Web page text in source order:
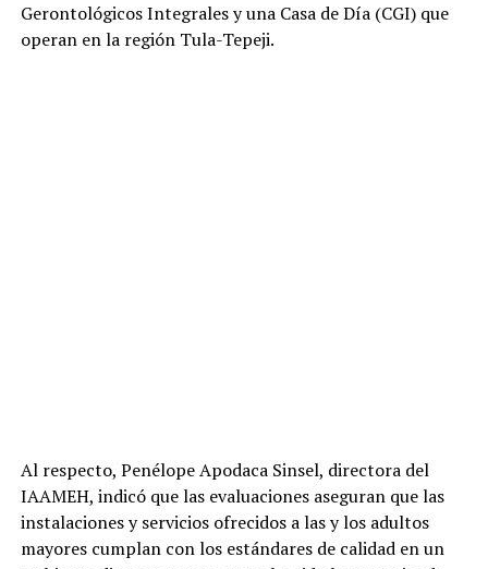
Gerontológicos Integrales y una Casa de Día (CGI) que
operan en la región Tula-Tepeji.
Al respecto, Penélope Apodaca Sinsel, directora del
IAAMEH, indicó que las evaluaciones aseguran que las
instalaciones y servicios ofrecidos a las y los adultos
mayores cumplan con los estándares de calidad en un